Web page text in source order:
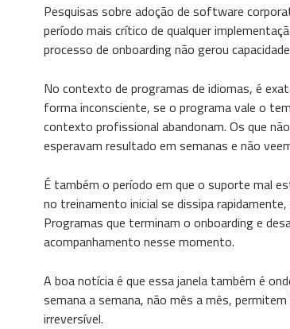
Pesquisas sobre adoção de software
período mais crítico de qualquer
processo de onboarding não gerou
No contexto de programas de idiomas, é
forma inconsciente, se o programa vale o
contexto profissional abandonam. Os que
esperavam resultado em semanas e não
É também o período em que o suporte mal
no treinamento inicial se dissipa
Programas que terminam o onboarding e
acompanhamento nesse momento.
A boa notícia é que essa janela também é
semana a semana, não mês a mês,
irreversível.